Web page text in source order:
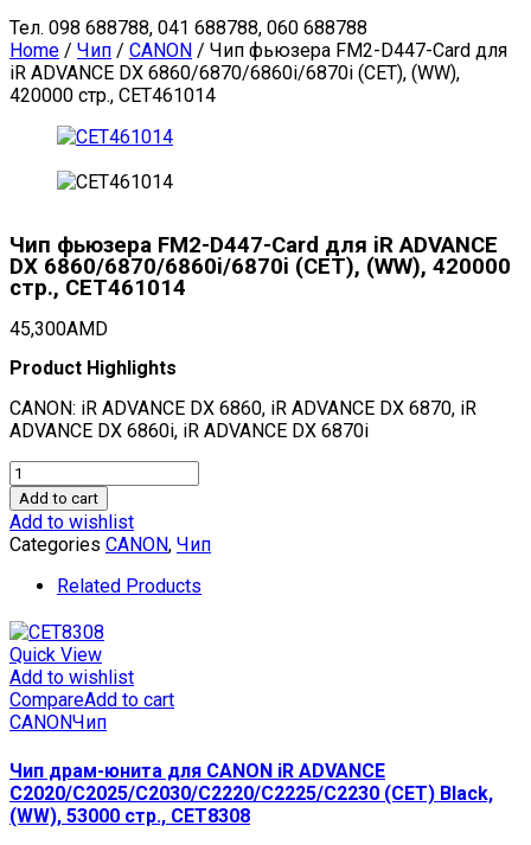
Тел. 098 688788, 041 688788, 060 688788
Home / Чип / CANON / Чип фьюзера FM2-D447-Card для
iR ADVANCE DX 6860/6870/6860i/6870i (CET), (WW),
420000 стр., CET461014
Чип фьюзера FM2-D447-Card для iR ADVANCE
DX 6860/6870/6860i/6870i (CET), (WW), 420000
стр., CET461014
45,300AMD
Product Highlights
CANON: iR ADVANCE DX 6860, iR ADVANCE DX 6870, iR
ADVANCE DX 6860i, iR ADVANCE DX 6870i
Чип
фьюзера
FM2-
D447-
для
ADVANCE
DX
6860/6870/6860i/6870i
(CET),
(WW),
стр.,
CET461014
quantity
Add to cart
Add to wishlist
Categories CANON, Чип
Related Products
Quick View
Add to wishlist
CompareAdd to cart
CANONЧип
Чип драм-юнита для CANON iR ADVANCE
C2020/C2025/C2030/C2220/C2225/C2230 (CET) Black,
(WW), 53000 стр., CET8308